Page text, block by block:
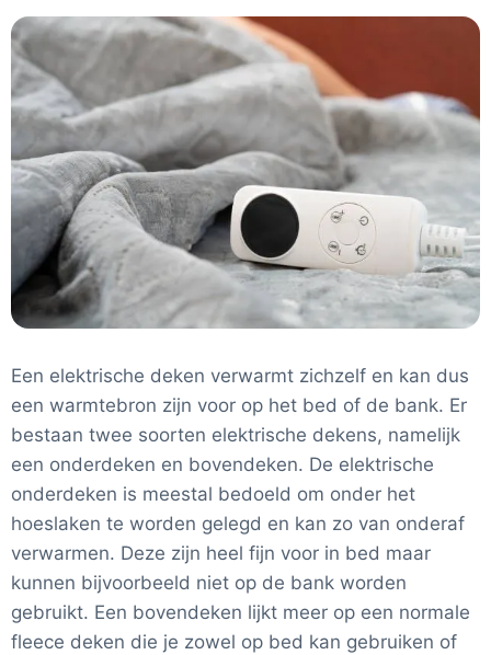
Een elektrische deken verwarmt zichzelf en kan dus
een warmtebron zijn voor op het bed of de bank. Er
bestaan twee soorten elektrische dekens, namelijk
een onderdeken en bovendeken. De elektrische
onderdeken is meestal bedoeld om onder het
hoeslaken te worden gelegd en kan zo van onderaf
verwarmen. Deze zijn heel fijn voor in bed maar
kunnen bijvoorbeeld niet op de bank worden
gebruikt. Een bovendeken lijkt meer op een normale
fleece deken die je zowel op bed kan gebruiken of